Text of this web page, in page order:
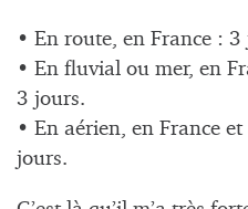
• En route, en France : 3
• En fluvial ou mer, en
3 jours.
• En aérien, en France
jours.